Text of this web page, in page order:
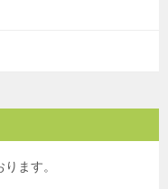
ます。